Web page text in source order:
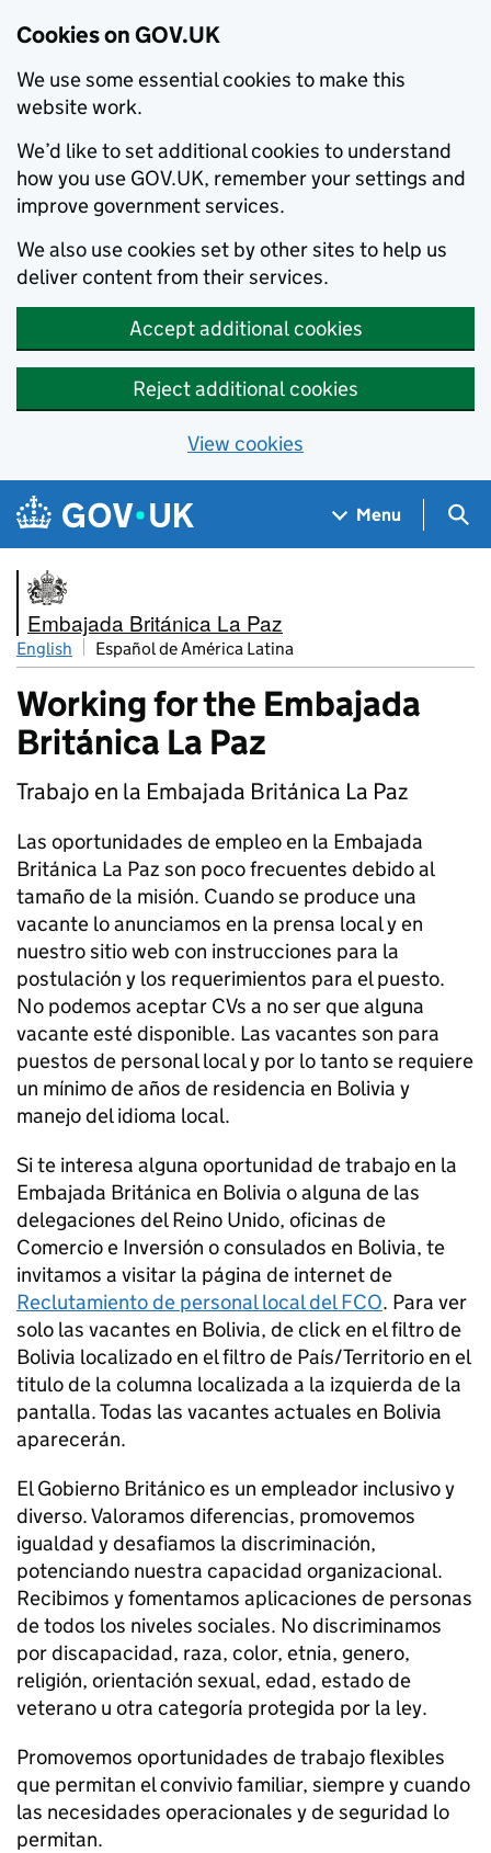
Cookies on GOV.UK
We use some essential cookies to make this
website work.
We’d like to set additional cookies to understand
how you use GOV.UK, remember your settings and
improve government services.
We also use cookies set by other sites to help us
deliver content from their services.
Accept additional cookies
Reject additional cookies
View cookies
Skip to main content
Navigation menu
Menu
Embajada Británica La Paz
English Español de América Latina
Working for the Embajada
Británica La Paz
Trabajo en la Embajada Británica La Paz
Las oportunidades de empleo en la Embajada
Británica La Paz son poco frecuentes debido al
tamaño de la misión. Cuando se produce una
vacante lo anunciamos en la prensa local y en
nuestro sitio web con instrucciones para la
postulación y los requerimientos para el puesto.
No podemos aceptar CVs a no ser que alguna
vacante esté disponible. Las vacantes son para
puestos de personal local y por lo tanto se requiere
un mínimo de años de residencia en Bolivia y
manejo del idioma local.
Si te interesa alguna oportunidad de trabajo en la
Embajada Británica en Bolivia o alguna de las
delegaciones del Reino Unido, oficinas de
Comercio e Inversión o consulados en Bolivia, te
invitamos a visitar la página de internet de
Reclutamiento de personal local del FCO. Para ver
solo las vacantes en Bolivia, de click en el filtro de
Bolivia localizado en el filtro de País/Territorio en el
titulo de la columna localizada a la izquierda de la
pantalla. Todas las vacantes actuales en Bolivia
aparecerán.
El Gobierno Británico es un empleador inclusivo y
diverso. Valoramos diferencias, promovemos
igualdad y desafiamos la discriminación,
potenciando nuestra capacidad organizacional.
Recibimos y fomentamos aplicaciones de personas
de todos los niveles sociales. No discriminamos
por discapacidad, raza, color, etnia, genero,
religión, orientación sexual, edad, estado de
veterano u otra categoría protegida por la ley.
Promovemos oportunidades de trabajo flexibles
que permitan el convivio familiar, siempre y cuando
las necesidades operacionales y de seguridad lo
permitan.